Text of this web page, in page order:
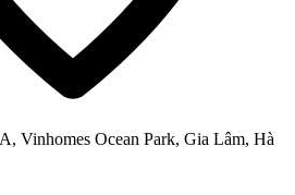
Vinhomes Ocean Park, Gia Lâm, Hà